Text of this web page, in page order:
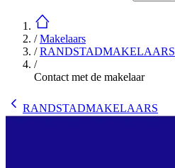
/Makelaars
/RANDSTADMAKELAARS
/
Contact met de makelaar
RANDSTADMAKELAARS